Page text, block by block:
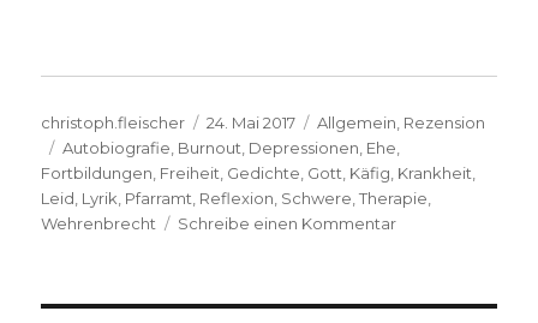
Autor
christoph.fleischer
Veröffentlicht
am
24. Mai 2017 Kategorien
Allgemein Rezension
Schlagwörter
Autobiografie Burnout Depressionen Ehe
Fortbildungen Freiheit Gedichte Gott Käfig Krankheit
Leid Lyrik Pfarramt Reflexion Schwere ,Therapie
Wehrenbrecht
Schreibe einen Kommentarzu